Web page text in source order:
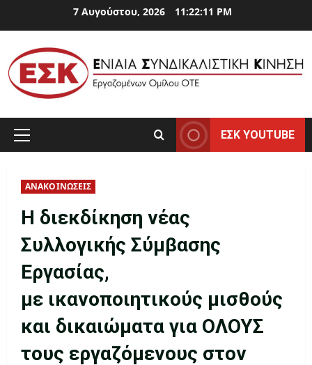
to
content
7 Αυγούστου, 2026 11:22:12 PM
Primary
ΕΣΚ YOUTUBE
ΑΝΑΚΟΙΝΩΣΕΙΣ
Η διεκδίκηση νέας
Συλλογικής Σύμβασης
Εργασίας,
με ικανοποιητικούς μισθούς
και δικαιώματα για OΛΟΥΣ
τους εργαζόμενους στον